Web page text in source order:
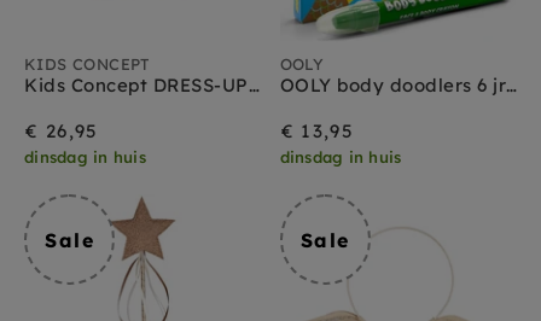
KIDS CONCEPT
Kids Concept DRESS-UP Vlinder green
€ 26,95
dinsdag in huis
OOLY
OOLY body doodlers 6 jr+
€ 13,95
dinsdag in huis
Sale Sale